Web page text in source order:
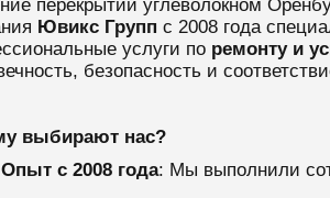
перекрытий углеволокном
Ювикс Групп с 2008 года
услуги по ремонту и
безопасность и
выбирают нас?
Опыт с 2008 года: Мы выполнили